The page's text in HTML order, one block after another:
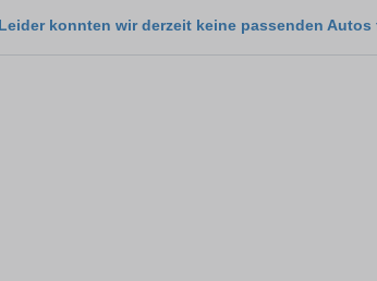
Leider konnten wir derzeit keine passenden